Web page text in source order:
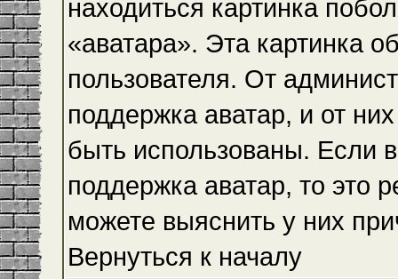
находиться картинка
«аватара». Эта картинка
пользователя. От
поддержка аватар, и от
быть использованы. Если
поддержка аватар, то это
можете выяснить у них
Вернуться к началу